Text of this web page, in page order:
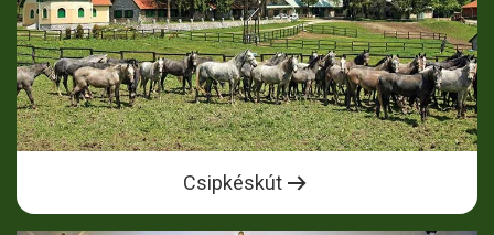
Csipkéskút